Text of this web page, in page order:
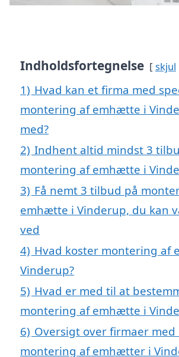
Indholdsfortegnelse skjul
1) Hvad kan et firma med
montering af emhætte i
med?
2) Indhent altid mindst 3
montering af emhætte i
3) Få nemt 3 tilbud på
emhætte i Vinderup, du kan
ved
4) Hvad koster montering af
Vinderup?
5) Hvad er med til at
montering af emhætte i
6) Oversigt over firmaer med
montering af emhætter i